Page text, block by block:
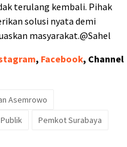
terulang kembali. Pihak
solusi nyata demi
masyarakat.@Sahel
, Facebook, Channel
Asemrowo
Pemkot Surabaya